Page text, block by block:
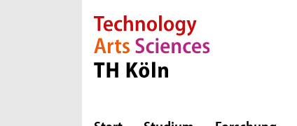
Direkt zur Hauptnavigation
Direkt zur Subnavigation
Direkt zum Inhalt
Direkt zum Fußbereich